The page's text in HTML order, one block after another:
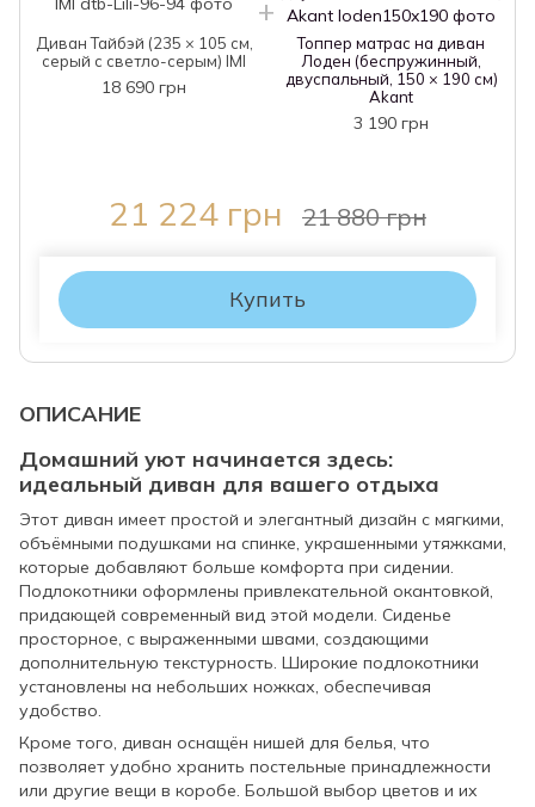
Диван Тайбэй (235 × 105 см,
серый с светло-серым) IMI
18 690 грн
Топпер матрас на диван
Лоден (беспружинный,
двуспальный, 150 × 190 см)
Akant
3 190 грн
21 224 грн 21 880 грн
Купить
ОПИСАНИЕ
Домашний уют начинается здесь:
идеальный диван для вашего отдыха
Этот диван имеет простой и элегантный дизайн с мягкими,
объёмными подушками на спинке, украшенными утяжками,
которые добавляют больше комфорта при сидении.
Подлокотники оформлены привлекательной окантовкой,
придающей современный вид этой модели. Сиденье
просторное, с выраженными швами, создающими
дополнительную текстурность. Широкие подлокотники
установлены на небольших ножках, обеспечивая
удобство.
Кроме того, диван оснащён нишей для белья, что
позволяет удобно хранить постельные принадлежности
или другие вещи в коробе. Большой выбор цветов и их